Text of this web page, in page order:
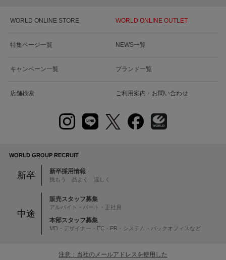
WORLD ONLINE STORE WORLD ONLINE OUTLET
特集ページ一覧 NEWS一覧
キャンペーン一覧 ブランド一覧
店舗検索 ご利用案内・お問い合わせ
WORLD GROUP RECRUIT
新卒 新卒採用情報
挑もう 品よく 逞しく
中途
販売スタッフ募集
アルバイト・パート・正社員
本部スタッフ募集
MD・デザイナー・EC・PR・システム・バックオフィスなど
注意：当社のメールアドレスを使用した